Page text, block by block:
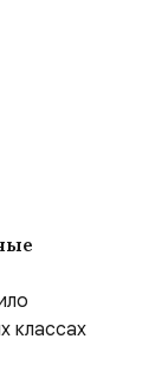
классах